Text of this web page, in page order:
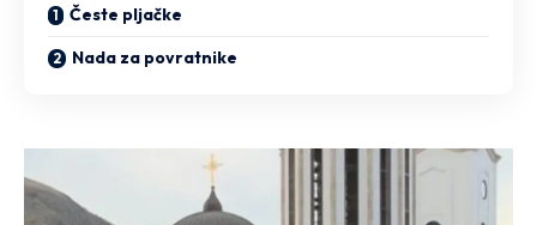
Česte pljačke
Nada za povratnike